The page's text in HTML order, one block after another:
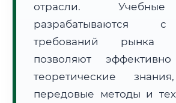
Расчет логистики оригиналов:
• Маршрут транзита:
• Экспресс-доставка СДЭК / Почтой:
5–7 рабочих
📜 Документы и аккредитация
отрасли.
разрабатываются
требований рынка
позволяют
теоретические
передовые методы и